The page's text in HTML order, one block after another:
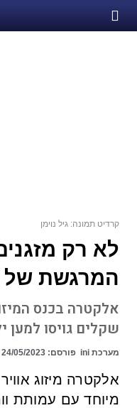
קרדיט תמונה: גיל נוימן
לא רק
המרגשת של
אלקטרה בכנס
שקלים גויסו למען
מערכת ini פורסם:
אלקטרה מיזוג
מיוחד עם עמותת